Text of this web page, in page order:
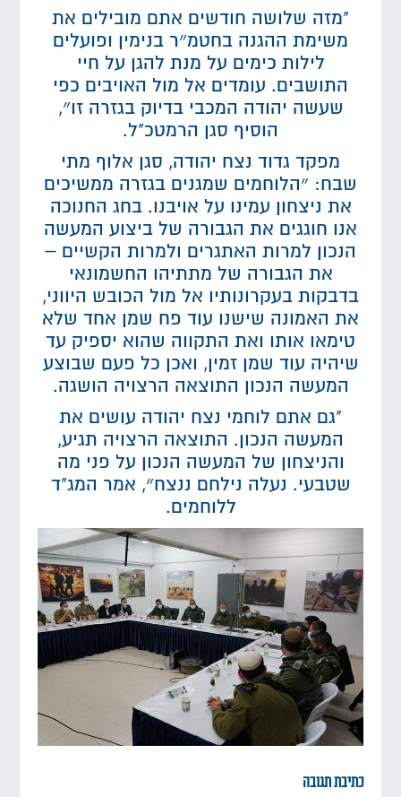
"מזה שלושה חודשים אתם מובילים את
משימת ההגנה בחטמ״ר בנימין ופועלים
לילות כימים על מנת להגן על חיי
התושבים. עומדים אל מול האויבים כפי
שעשה יהודה המכבי בדיוק בגזרה זו״,
הוסיף סגן הרמטכ"ל.
מפקד גדוד נצח יהודה, סגן אלוף מתי
שבח: ״הלוחמים שמגנים בגזרה ממשיכים
את ניצחון עמינו על אויבנו. בחג החנוכה
אנו חוגגים את הגבורה של ביצוע המעשה
הנכון למרות האתגרים ולמרות הקשיים –
את הגבורה של מתתיהו החשמונאי
בדבקות בעקרונותיו אל מול הכובש היווני,
את האמונה שישנו עוד פח שמן אחד שלא
טימאו אותו ואת התקווה שהוא יספיק עד
שיהיה עוד שמן זמין, ואכן כל פעם שבוצע
המעשה הנכון התוצאה הרצויה הושגה.
"גם אתם לוחמי נצח יהודה עושים את
המעשה הנכון. התוצאה הרצויה תגיע,
והניצחון של המעשה הנכון על פני מה
שטבעי. נעלה נילחם ננצח״, אמר המג"ד
ללוחמים.
כתיבת תגובה